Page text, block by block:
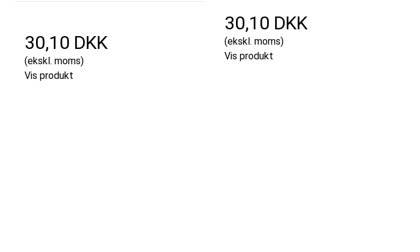
30,10 DKK
(ekskl. moms)
Vis produkt
30,10 DKK
(ekskl. moms)
Vis produkt